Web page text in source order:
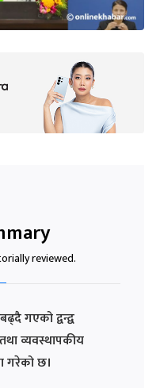
reviewed.
गएको द्वन्द्व
व्यवस्थापकीय
गरेको छ।